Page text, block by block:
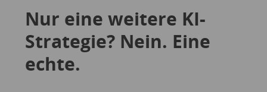
Nur eine weitere KI-
Strategie? Nein. Eine
echte.